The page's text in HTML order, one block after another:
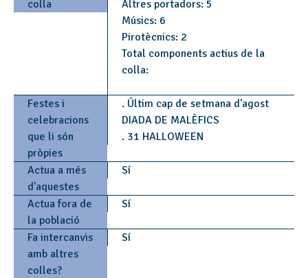
colla
Altres portadors: 5
Músics: 6
Pirotècnics: 2
Total components actius de la
colla:
Festes i
celebracions
que li són
pròpies
. Últim cap de setmana d'agost
DIADA DE MALÈFICS
. 31 HALLOWEEN
Actua a més
d'aquestes
Sí
Actua fora de
la població
Sí
Fa intercanvis
amb altres
colles?
Sí